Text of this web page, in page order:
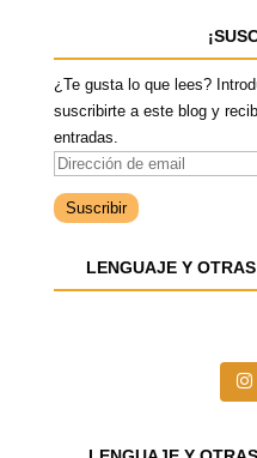
¿Te gusta lo que lees?
suscribirte a este blog y
entradas.
D
r
c
LENGUAJE Y